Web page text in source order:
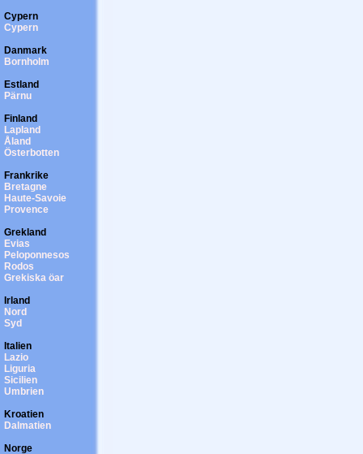
Cypern
Cypern
Danmark
Bornholm
Estland
Pärnu
Finland
Lapland
Åland
Österbotten
Frankrike
Bretagne
Haute-Savoie
Provence
Grekland
Evias
Peloponnesos
Rodos
Grekiska öar
Irland
Nord
Syd
Italien
Lazio
Liguria
Sicilien
Umbrien
Kroatien
Dalmatien
Norge